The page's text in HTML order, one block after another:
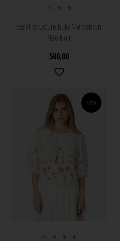
34 36 38
Essiall structure buks Mørkebrun
Neo Noir
500,00
NEW
34 36 38 40